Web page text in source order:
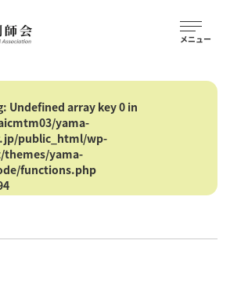
: Undefined array key 0 in
yama-
public_html/wp-
yama-
functions.php